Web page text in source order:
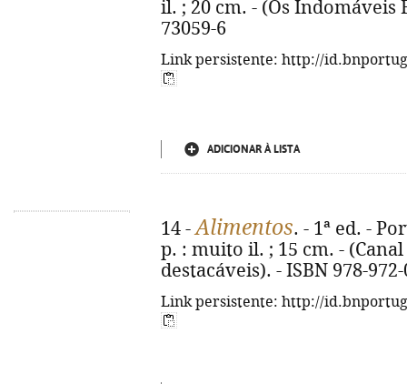
il. ; 20 cm. - (Os Indomáveis
73059-6
Link persistente: http://
ADICIONAR À LISTA
14 -Alimentos. - 1ª ed. -
p. : muito il. ; 15 cm. -
destacáveis). - ISBN 978-
Link persistente: http://